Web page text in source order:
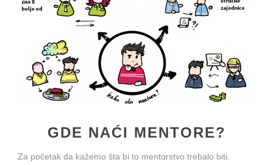
GDE NAĆI MENTORE?
Za početak da kažemo šta bi to mentorstvo trebalo biti.